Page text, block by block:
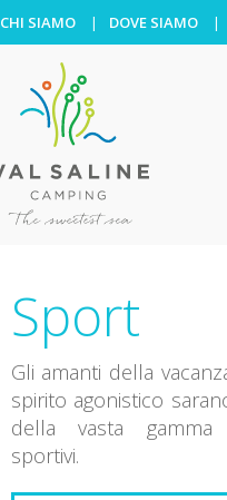
CHI SIAMO DOVE SIAMO
Sport
Gli amanti della
spirito agonistico
della vasta
sportivi.